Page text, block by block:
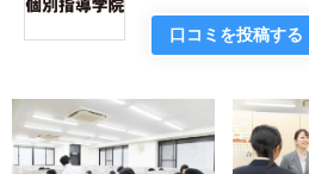
口コミを投稿する